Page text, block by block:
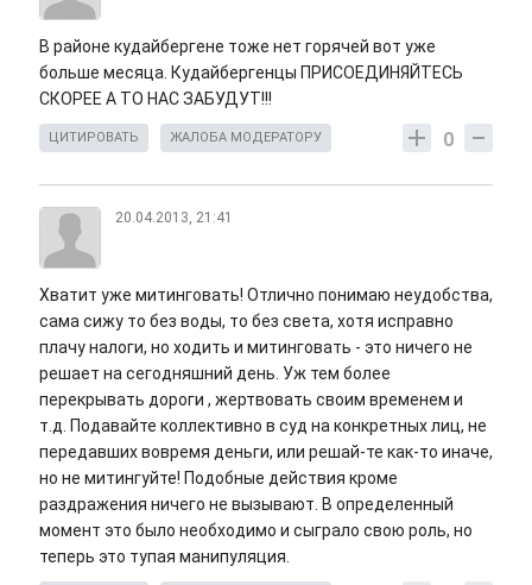
В районе кудайбергене тоже нет горячей вот уже
больше месяца. Кудайбергенцы ПРИСОЕДИНЯЙТЕСЬ
СКОРЕЕ А ТО НАС ЗАБУДУТ!!!
0
ЦИТИРОВАТЬ ЖАЛОБА МОДЕРАТОРУ
20.04.2013, 21:41
Хватит уже митинговать! Отлично понимаю неудобства,
сама сижу то без воды, то без света, хотя исправно
плачу налоги, но ходить и митинговать - это ничего не
решает на сегодняшний день. Уж тем более
перекрывать дороги , жертвовать своим временем и
т.д. Подавайте коллективно в суд на конкретных лиц, не
передавших вовремя деньги, или решай-те как-то иначе,
но не митингуйте! Подобные действия кроме
раздражения ничего не вызывают. В определенный
момент это было необходимо и сыграло свою роль, но
теперь это тупая манипуляция.